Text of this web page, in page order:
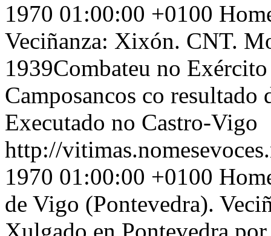
1970 01:00:00 +0100
Veciñanza: Xixón. CNT.
1939Combateu no
Camposancos co resultado
Executado no Castro-Vigo
http://
1970 01:00:00 +0100
de Vigo (Pontevedra).